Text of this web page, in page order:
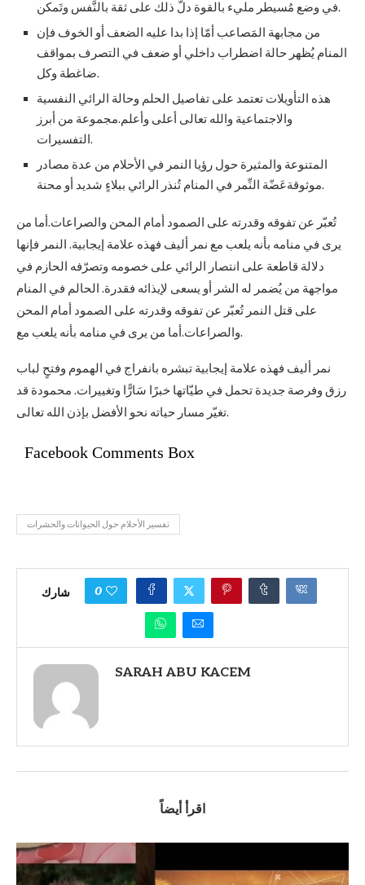
في وضع مُسيطر مليء بالقوة دلّ ذلك على ثقة بالنَّفس وتَمكن.
من مجابهة المَصاعب أمّا إذا بدا عليه الضعف أو الخوف فإن
المنام يُظهر حالة اضطراب داخلي أو ضعف في التصرف بمواقف
ضاغطة وكل.
هذه التأويلات تعتمد على تفاصيل الحلم وحالة الرائي النفسية
والاجتماعية والله تعالى أعلى وأعلم.مجموعة من أبرز
التفسيرات.
المتنوعة والمثيرة حول رؤيا النمر في الأحلام من عدة مصادر
موثوقةعَضّة النِّمر في المنام تُنذر الرائي ببلاءٍ شديد أو محنة.
تُعبّر عن تفوقه وقدرته على الصمود أمام المحن والصراعات.أما من
يرى في منامه بأنه يلعب مع نمر أليف فهذه علامة إيجابية. النمر فإنها
دلالة قاطعة على انتصار الرائي على خصومه وتصرّفه الحازم في
مواجهة من يُضمر له الشر أو يسعى لإيذائه فقدرة. الحالم في المنام
على قتل النمر تُعبّر عن تفوقه وقدرته على الصمود أمام المحن
والصراعات.أما من يرى في منامه بأنه يلعب مع.
نمر أليف فهذه علامة إيجابية تبشره بانفراج في الهموم وفتحٍ لباب
رزق وفرصة جديدة تحمل في طيّاتها خبرًا سَارًّا وتغييرات. محمودة قد
تغيّر مسار حياته نحو الأفضل بإذن الله تعالى.
Facebook Comments Box
تفسير الأحلام حول الحيوانات والحشرات
شارك 0
SARAH ABU KACEM
اقرأ أيضاً